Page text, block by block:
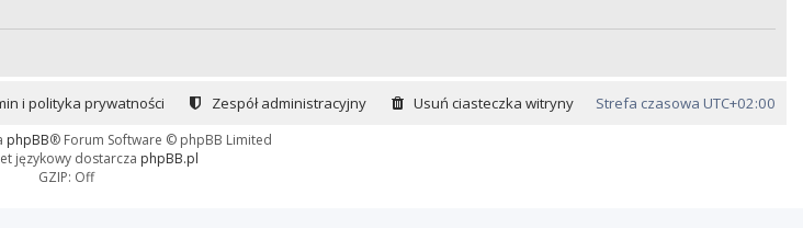
Strefa czasowa UTC+02:00
Usuń ciasteczka witryny
Zespół administracyjny
i polityka prywatności
phpBB® Forum Software © phpBB Limited
językowy dostarcza phpBB.pl
GZIP: Off